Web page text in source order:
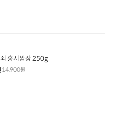
홍시쌈장 250g
14,900원